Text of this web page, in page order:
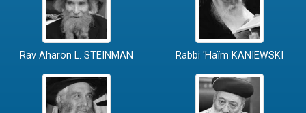
Rav Aharon L. STEINMAN Rabbi 'Haïm KANIEWSKI